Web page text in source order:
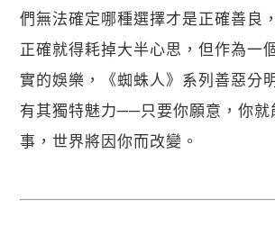
們無法確定哪種選擇才是正確善良
正確就得耗掉大半心思，但作為一
實的娛樂，《蜘蛛人》系列善惡分
有其獨特魅力──只要你願意，你就
事，世界將因你而改變。